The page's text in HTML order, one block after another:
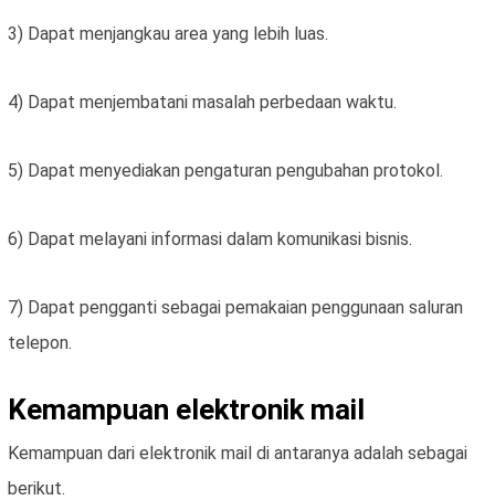
3) Dapat menjangkau area yang lebih luas.
4) Dapat menjembatani masalah perbedaan waktu.
5) Dapat menyediakan pengaturan pengubahan protokol.
6) Dapat melayani informasi dalam komunikasi bisnis.
7) Dapat pengganti sebagai pemakaian penggunaan saluran
telepon.
Kemampuan elektronik mail
Kemampuan dari elektronik mail di antaranya adalah sebagai
berikut.